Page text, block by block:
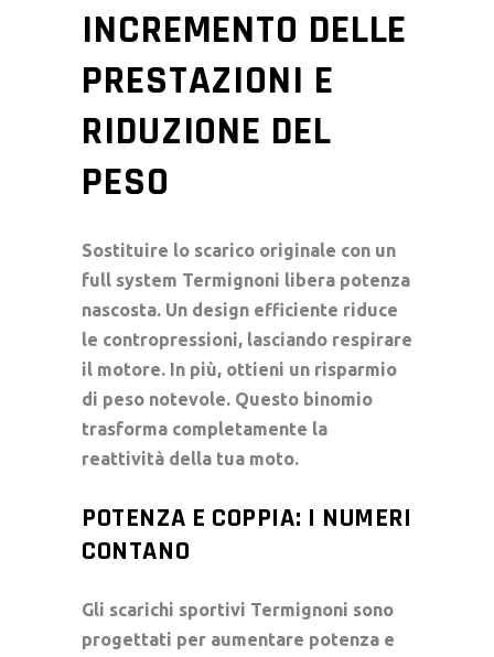
INCREMENTO DELLE
PRESTAZIONI E
RIDUZIONE DEL
PESO
Sostituire lo scarico originale con un
full system Termignoni libera potenza
nascosta. Un design efficiente riduce
le contropressioni, lasciando respirare
il motore. In più, ottieni un risparmio
di peso notevole. Questo binomio
trasforma completamente la
reattività della tua moto.
POTENZA E COPPIA: I NUMERI
CONTANO
Gli scarichi sportivi Termignoni sono
progettati per aumentare potenza e